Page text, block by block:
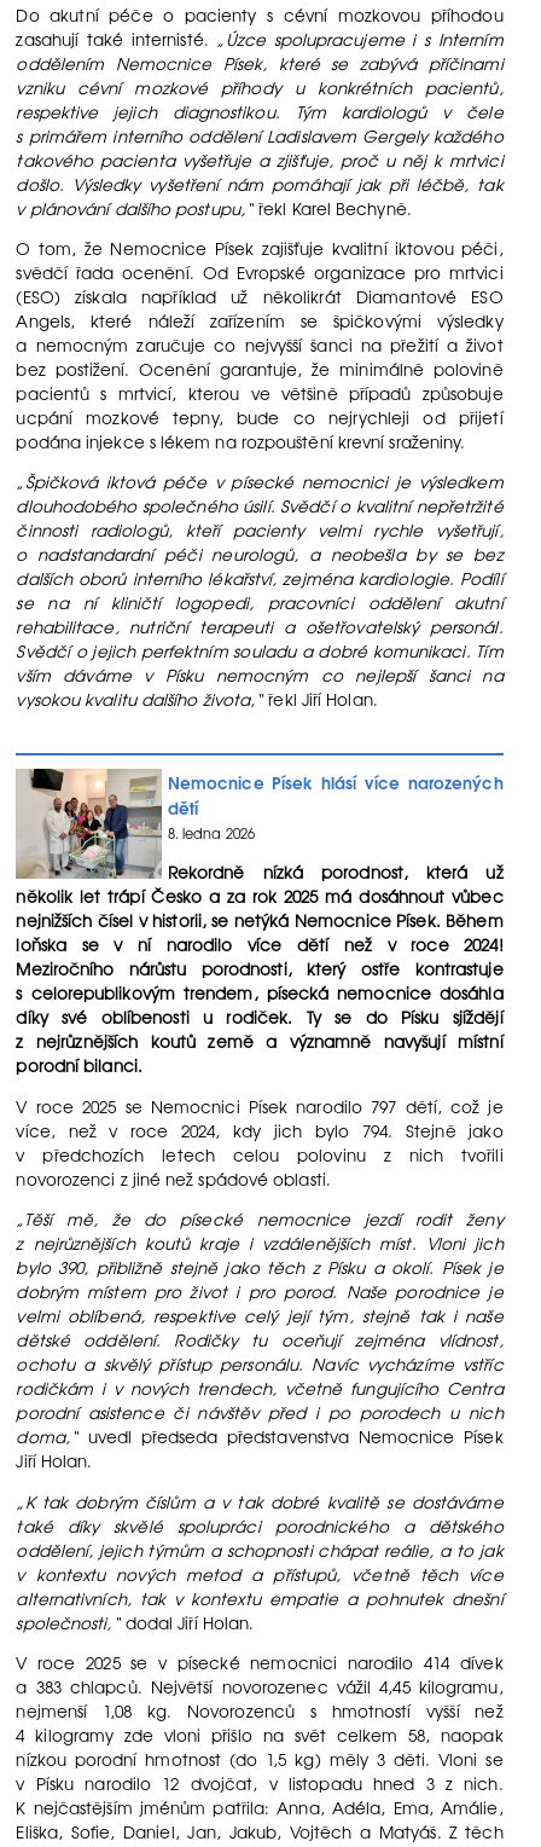
Do akutní péče o pacienty s cévní mozkovou příhodou
zasahují také internisté. „Úzce spolupracujeme i s Interním
oddělením Nemocnice Písek, které se zabývá příčinami
vzniku cévní mozkové příhody u konkrétních pacientů,
respektive jejich diagnostikou. Tým kardiologů v čele
s primářem interního oddělení Ladislavem Gergely každého
takového pacienta vyšetřuje a zjišťuje, proč u něj k mrtvici
došlo. Výsledky vyšetření nám pomáhají jak při léčbě, tak
v plánování dalšího postupu,“řekl Karel Bechyně.
O tom, že Nemocnice Písek zajišťuje kvalitní iktovou péči,
svědčí řada ocenění. Od Evropské organizace pro mrtvici
(ESO) získala například už několikrát Diamantové ESO
Angels, které náleží zařízením se špičkovými výsledky
a nemocným zaručuje co nejvyšší šanci na přežití a život
bez postižení. Ocenění garantuje, že minimálně polovině
pacientů s mrtvicí, kterou ve většině případů způsobuje
ucpání mozkové tepny, bude co nejrychleji od přijetí
podána injekce s lékem na rozpouštění krevní sraženiny.
„Špičková iktová péče v písecké nemocnici je výsledkem
dlouhodobého společného úsilí. Svědčí o kvalitní nepřetržité
činnosti radiologů, kteří pacienty velmi rychle vyšetřují,
o nadstandardní péči neurologů, a neobešla by se bez
dalších oborů interního lékařství, zejména kardiologie. Podílí
se na ní kliničtí logopedi, pracovníci oddělení akutní
rehabilitace, nutriční terapeuti a ošetřovatelský personál.
Svědčí o jejich perfektním souladu a dobré komunikaci. Tím
vším dáváme v Písku nemocným co nejlepší šanci na
vysokou kvalitu dalšího života,“řekl Jiří Holan.
Nemocnice Písek hlásí více narozených
dětí
8. ledna 2026
Rekordně nízká porodnost, která už
několik let trápí Česko a za rok 2025 má dosáhnout vůbec
nejnižších čísel v historii, se netýká Nemocnice Písek. Během
loňska se v ní narodilo více dětí než v roce 2024!
Meziročního nárůstu porodnosti, který ostře kontrastuje
s celorepublikovým trendem, písecká nemocnice dosáhla
díky své oblíbenosti u rodiček. Ty se do Písku sjíždějí
z nejrůznějších koutů země a významně navyšují místní
porodní bilanci.
V roce 2025 se Nemocnici Písek narodilo 797 dětí, což je
více, než v roce 2024, kdy jich bylo 794. Stejně jako
v předchozích letech celou polovinu z nich tvořili
novorozenci z jiné než spádové oblasti.
„Těší mě, že do písecké nemocnice jezdí rodit ženy
z nejrůznějších koutů kraje i vzdálenějších míst. Vloni jich
bylo 390, přibližně stejně jako těch z Písku a okolí. Písek je
dobrým místem pro život i pro porod. Naše porodnice je
velmi oblíbená, respektive celý její tým, stejně tak i naše
dětské oddělení. Rodičky tu oceňují zejména vlídnost,
ochotu a skvělý přístup personálu. Navíc vycházíme vstříc
rodičkám i v nových trendech, včetně fungujícího Centra
porodní asistence či návštěv před i po porodech u nich
doma,“uvedl předseda představenstva Nemocnice Písek
Jiří Holan.
„K tak dobrým číslům a v tak dobré kvalitě se dostáváme
také díky skvělé spolupráci porodnického a dětského
oddělení, jejich týmům a schopnosti chápat reálie, a to jak
v kontextu nových metod a přístupů, včetně těch více
alternativních, tak v kontextu empatie a pohnutek dnešní
společnosti,“dodal Jiří Holan.
V roce 2025 se v písecké nemocnici narodilo 414 dívek
a 383 chlapců. Největší novorozenec vážil 4,45 kilogramu,
nejmenší 1,08 kg. Novorozenců s hmotností vyšší než
4 kilogramy zde vloni přišlo na svět celkem 58, naopak
nízkou porodní hmotnost (do 1,5 kg) měly 3 děti. Vloni se
v Písku narodilo 12 dvojčat, v listopadu hned 3 z nich.
K nejčastějším jménům patřila: Anna, Adéla, Ema, Amálie,
Eliška, Sofie, Daniel, Jan, Jakub, Vojtěch a Matyáš. Z těch